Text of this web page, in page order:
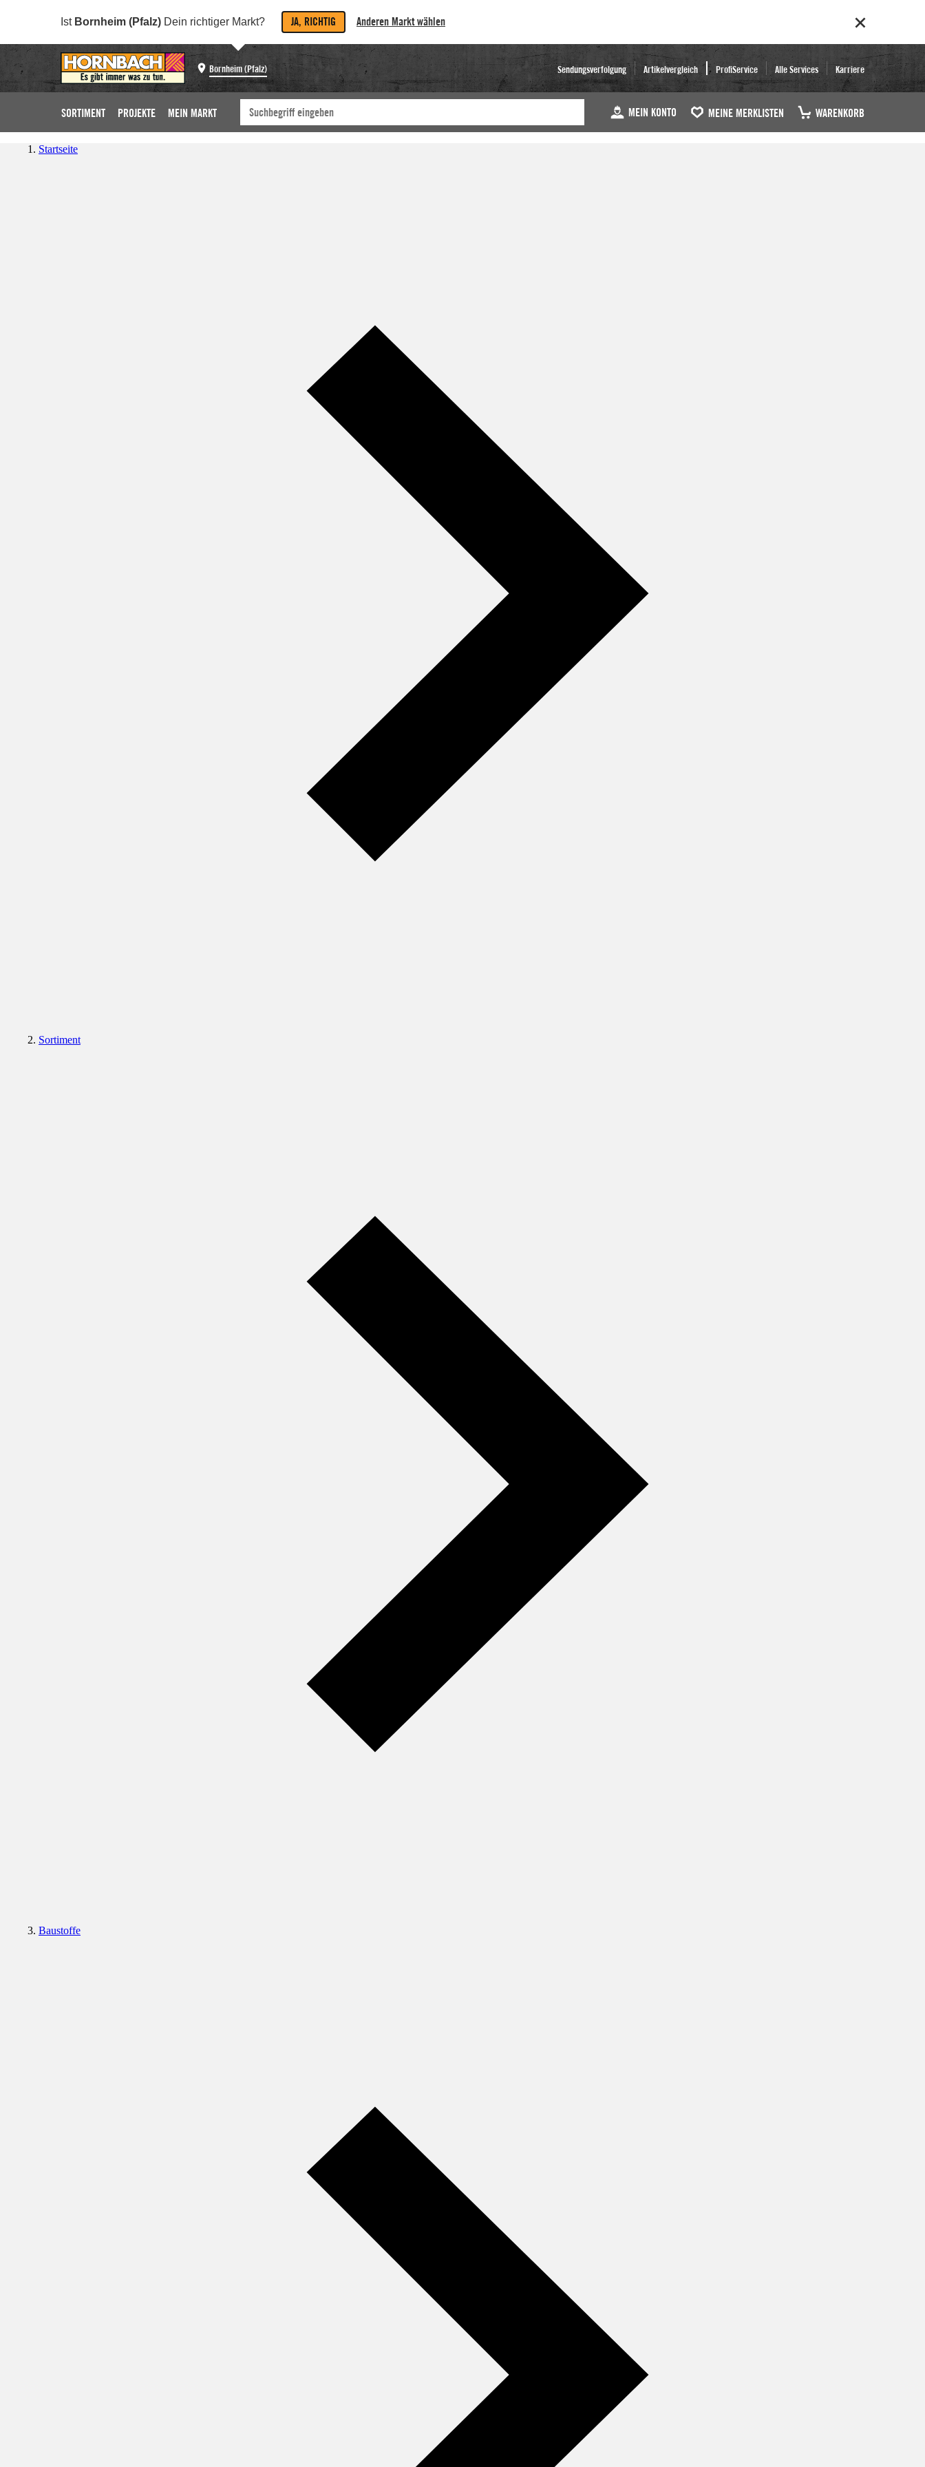
Ist Bornheim (Pfalz) Dein richtiger Markt? JA, RICHTIG Anderen Markt wählen
Bornheim (Pfalz) Sendungsverfolgung Artikelvergleich ProfiService Alle Services Karriere
SORTIMENT PROJEKTE MEIN MARKT MEIN KONTO MEINE MERKLISTEN WARENKORB
Startseite
Sortiment
Baustoffe